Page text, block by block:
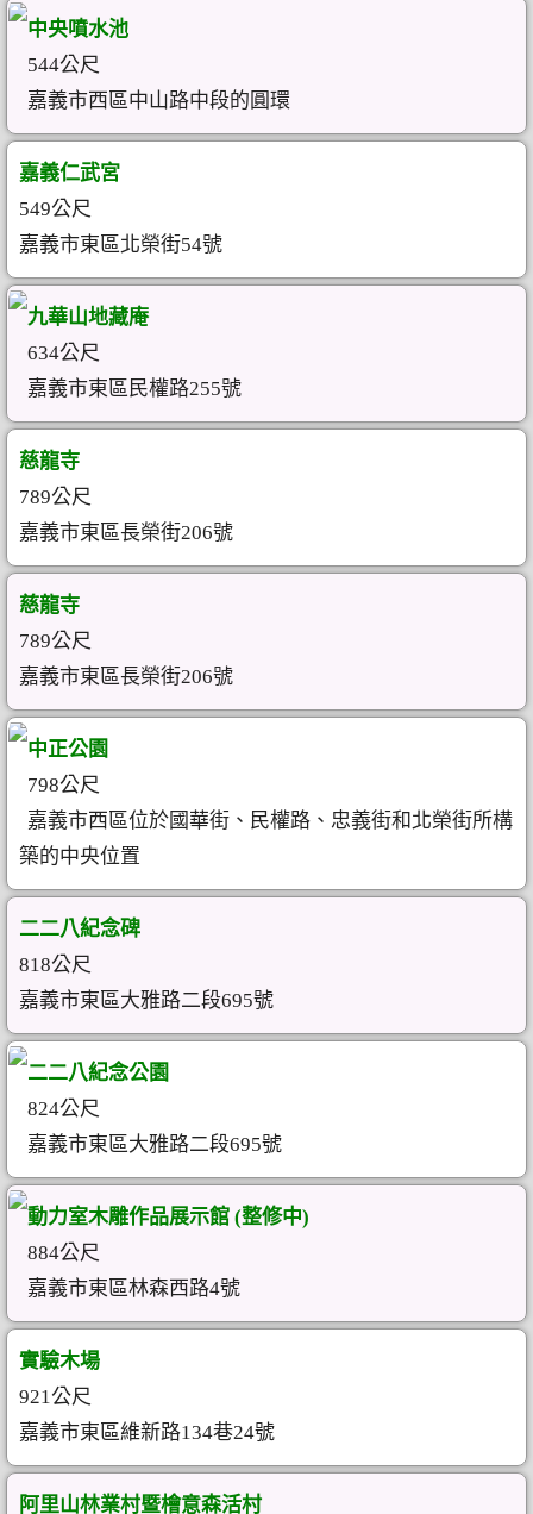
中央噴水池
544公尺
嘉義市西區中山路中段的圓環
嘉義仁武宮
549公尺
嘉義市東區北榮街54號
九華山地藏庵
634公尺
嘉義市東區民權路255號
慈龍寺
789公尺
嘉義市東區長榮街206號
慈龍寺
789公尺
嘉義市東區長榮街206號
中正公園
798公尺
嘉義市西區位於國華街、民權路、忠義街和北榮街所構
築的中央位置
二二八紀念碑
818公尺
嘉義市東區大雅路二段695號
二二八紀念公園
824公尺
嘉義市東區大雅路二段695號
動力室木雕作品展示館 (整修中)
884公尺
嘉義市東區林森西路4號
實驗木場
921公尺
嘉義市東區維新路134巷24號
阿里山林業村暨檜意森活村